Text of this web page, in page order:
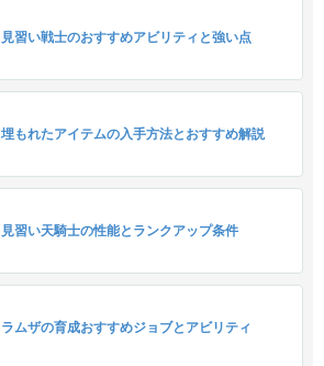
見習い戦士のおすすめアビリティと強い点
埋もれたアイテムの入手方法とおすすめ解説
見習い天騎士の性能とランクアップ条件
ラムザの育成おすすめジョブとアビリティ